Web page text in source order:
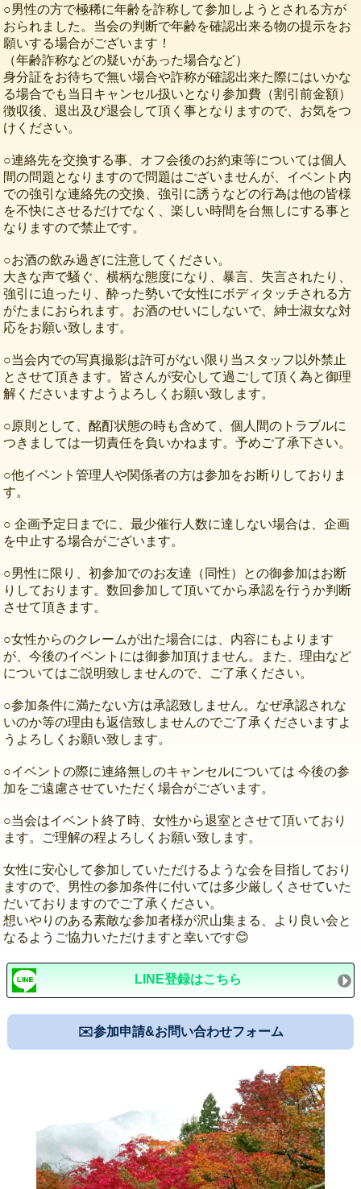
○男性の方で極稀に年齢を詐称して参加しようとされる方が
おられました。当会の判断で年齢を確認出来る物の提示をお
願いする場合がございます！
（年齢詐称などの疑いがあった場合など）
身分証をお待ちで無い場合や詐称が確認出来た際にはいかな
る場合でも当日キャンセル扱いとなり参加費（割引前金額）
徴収後、退出及び退会して頂く事となりますので、お気をつ
けください。
○連絡先を交換する事、オフ会後のお約束等については個人
間の問題となりますので問題はございませんが、イベント内
での強引な連絡先の交換、強引に誘うなどの行為は他の皆様
を不快にさせるだけでなく、楽しい時間を台無しにする事と
なりますので禁止です。
○お酒の飲み過ぎに注意してください。
大きな声で騒ぐ、横柄な態度になり、暴言、失言されたり、
強引に迫ったり、酔った勢いで女性にボディタッチされる方
がたまにおられます。お酒のせいにしないで、紳士淑女な対
応をお願い致します。
○当会内での写真撮影は許可がない限り当スタッフ以外禁止
とさせて頂きます。皆さんが安心して過ごして頂く為と御理
解くださいますようよろしくお願い致します。
○原則として、酩酊状態の時も含めて、個人間のトラブルに
つきましては一切責任を負いかねます。予めご了承下さい。
○他イベント管理人や関係者の方は参加をお断りしておりま
す。
○ 企画予定日までに、最少催行人数に達しない場合は、企画
を中止する場合がございます。
○男性に限り、初参加でのお友達（同性）との御参加はお断
りしております。数回参加して頂いてから承認を行うか判断
させて頂きます。
○女性からのクレームが出た場合には、内容にもよります
が、今後のイベントには御参加頂けません。また、理由など
についてはご説明致しませんので、ご了承ください。
○参加条件に満たない方は承認致しません。なぜ承認されな
いのか等の理由も返信致しませんのでご了承くださいますよ
うよろしくお願い致します。
○イベントの際に連絡無しのキャンセルについては 今後の参
加をご遠慮させていただく場合がございます。
○当会はイベント終了時、女性から退室とさせて頂いており
ます。ご理解の程よろしくお願い致します。
女性に安心して参加していただけるような会を目指しており
ますので、男性の参加条件に付いては多少厳しくさせていた
だいておりますのでご了承ください。
想いやりのある素敵な参加者様が沢山集まる、より良い会と
なるようご協力いただけますと幸いです😊
LINE登録はこちら
✉️参加申請&お問い合わせフォーム